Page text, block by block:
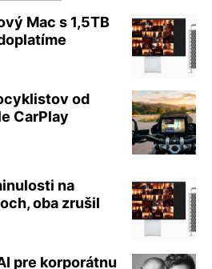
Mac s 1,5TB
od
CarPlay
na
oba zrušil
pre korporátnu